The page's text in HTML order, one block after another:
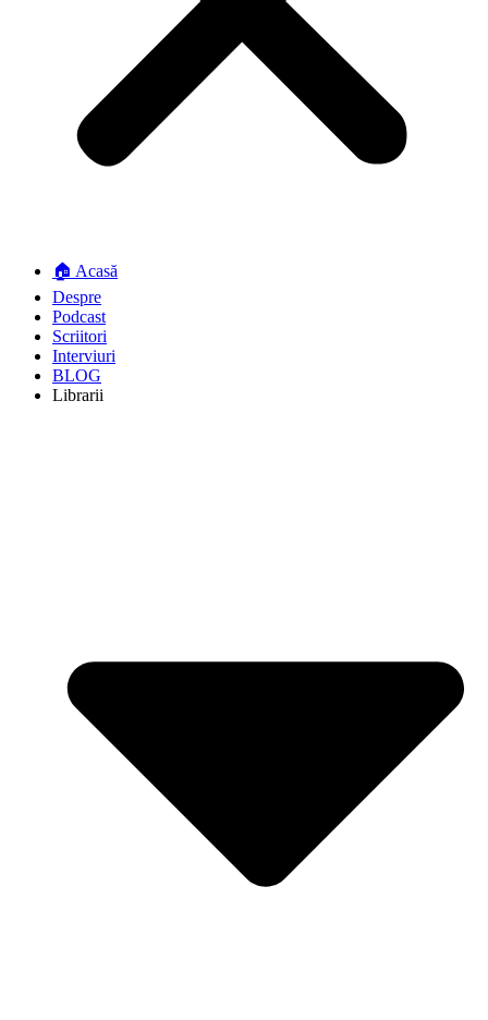
🏠 Acasă
Despre
Podcast
Scriitori
Interviuri
BLOG
Librarii